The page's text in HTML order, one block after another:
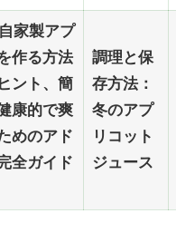
家製アプ
作る方法
ント、簡
康的で爽
めのアド
全ガイド
調理と保
存方法：
冬のアプ
リコット
ジュース